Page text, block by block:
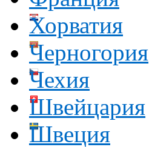
Хорватия
Черногория
Чехия
Швейцария
Швеция